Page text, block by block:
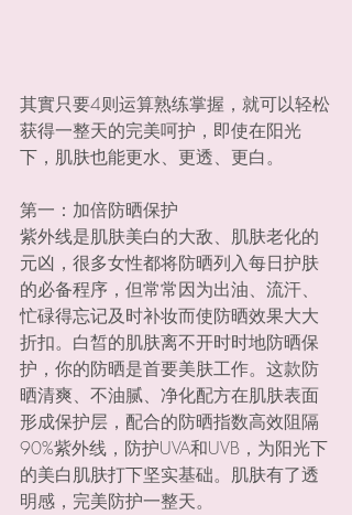
其實只要4则运算熟练掌握，就可以轻松
获得一整天的完美呵护，即使在阳光
下，肌肤也能更水、更透、更白。
第一：加倍防晒保护
紫外线是肌肤美白的大敌、肌肤老化的
元凶，很多女性都将防晒列入每日护肤
的必备程序，但常常因为出油、流汗、
忙碌得忘记及时补妆而使防晒效果大大
折扣。白皙的肌肤离不开时时地防晒保
护，你的防晒是首要美肤工作。这款防
晒清爽、不油腻、净化配方在肌肤表面
形成保护层，配合的防晒指数高效阻隔
90%紫外线，防护UVA和UVB，为阳光下
的美白肌肤打下坚实基础。肌肤有了透
明感，完美防护一整天。